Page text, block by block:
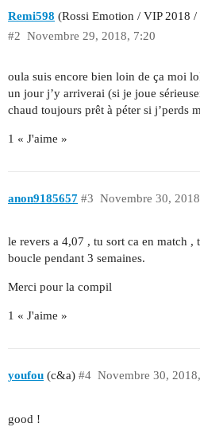
Remi598 (Rossi Emotion / VIP 2018 /
Novembre 29, 2018, 7:20
#2
oula suis encore bien loin de ça moi
un jour j’y arriverai (si je joue
chaud toujours prêt à péter si j’perds
1 « J'aime »
anon9185657 Novembre 30,
#3
le revers a 4,07 , tu sort ca en match ,
boucle pendant 3 semaines.
Merci pour la compil
1 « J'aime »
youfou (c&a) Novembre 30,
#4
good !